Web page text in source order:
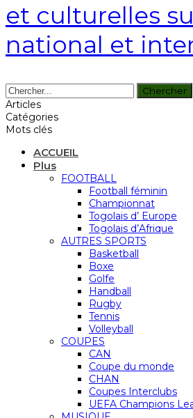
et culturelles
national et
Articles
Catégories
Mots clés
ACCUEIL
Plus
FOOTBALL
Football féminin
Championnat
Togolais d’ Europe
Togolais d’Afrique
AUTRES SPORTS
Basketball
Boxe
Golfe
Handball
Rugby
Tennis
Volleyball
COUPES
CAN
Coupe du monde
CHAN
Coupes Interclubs
UEFA Champions